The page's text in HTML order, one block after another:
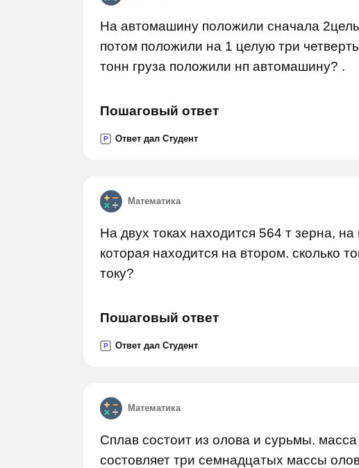
На автомашину положили сначала
потом положили на 1 целую три
тонн груза положили нп автомашину? .
Пошаговый ответ
P Ответ дал Студент
Математика
На двух токах находится 564 т зерна,
которая находится на втором. сколько
току?
Пошаговый ответ
P Ответ дал Студент
Математика
Сплав состоит из олова и сурьмы.
состовляет три семнадцатых массы